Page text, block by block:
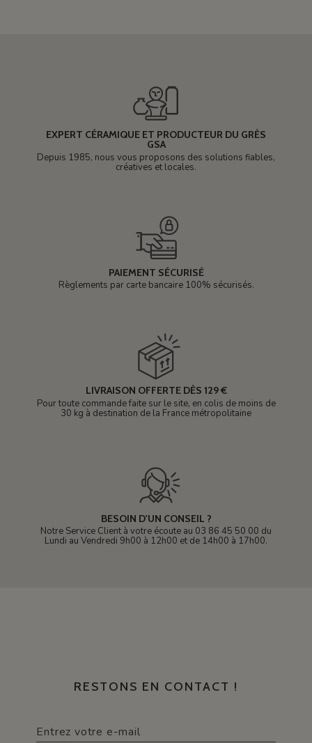
EXPERT CÉRAMIQUE ET PRODUCTEUR DU GRÈS
GSA
Depuis 1985, nous vous proposons des solutions fiables,
créatives et locales.
PAIEMENT SÉCURISÉ
Règlements par carte bancaire 100% sécurisés.
LIVRAISON OFFERTE DÈS 129 €
Pour toute commande faite sur le site, en colis de moins de
30 kg à destination de la France métropolitaine
BESOIN D'UN CONSEIL ?
Notre Service Client à votre écoute au 03 86 45 50 00 du
Lundi au Vendredi 9h00 à 12h00 et de 14h00 à 17h00.
RESTONS EN CONTACT !